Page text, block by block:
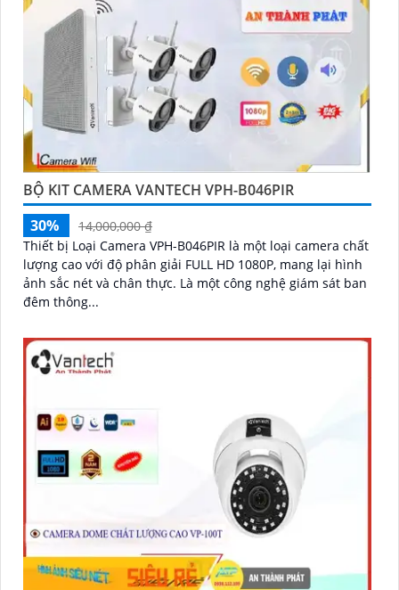
BỘ KIT CAMERA VANTECH VPH-B046PIR
30%
14,000,000 ₫
Thiết bị Loại Camera VPH-B046PIR là một loại camera chất
lượng cao với độ phân giải FULL HD 1080P, mang lại hình
ảnh sắc nét và chân thực. Là một công nghệ giám sát ban
đêm thông...